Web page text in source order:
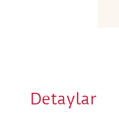
Detaylar